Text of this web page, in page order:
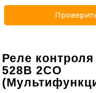
Реле
528В 2CO